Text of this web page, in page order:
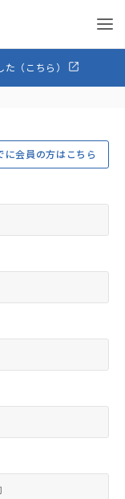
（こちら）
に会員の方はこちら